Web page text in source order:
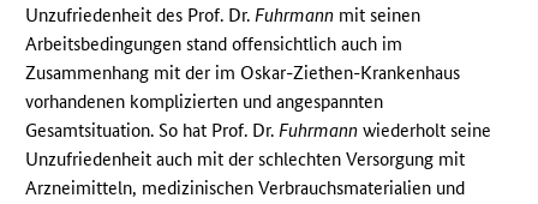
Unzufriedenheit des Prof. Dr.Fuhrmann mit seinen
Arbeitsbedingungen stand offensichtlich auch im
Zusammenhang mit der im Oskar-Ziethen-Krankenhaus
vorhandenen komplizierten und angespannten
Gesamtsituation. So hat Prof. Dr.Fuhrmann wiederholt seine
Unzufriedenheit auch mit der schlechten Versorgung mit
Arzneimitteln, medizinischen Verbrauchsmaterialien und